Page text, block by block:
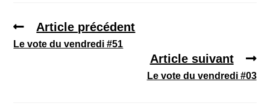
Article précédent
Le vote du vendredi #51
Article suivant
Le vote du vendredi #03